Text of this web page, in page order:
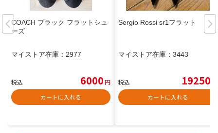
COACH ブラック フラットシュ
ーズ
マイストア在庫： 2977
税込 6000円
カートに入れる
Sergio Rossi sr1フラット
マイストア在庫： 3443
税込 19250
カートに入れる